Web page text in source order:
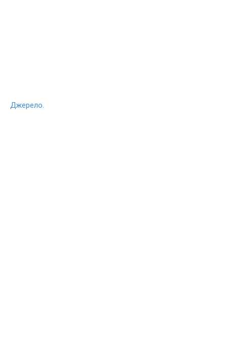
Джерело.